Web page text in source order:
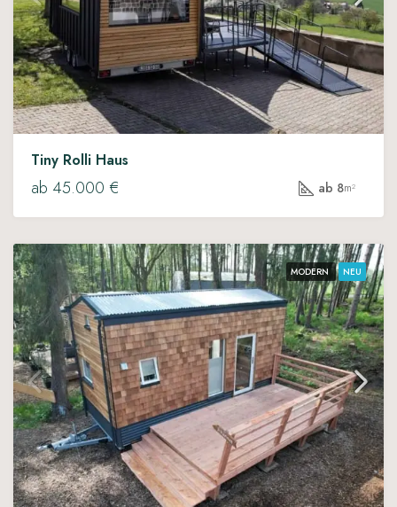
Tiny Rolli Haus
ab 45.000 € ab 8m²
MODERN NEU